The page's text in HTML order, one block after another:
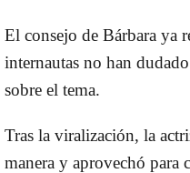
El consejo de Bárbara ya
internautas no han
sobre el tema.
Tras la viralización, la
manera y aprovechó para